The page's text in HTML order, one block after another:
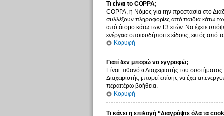
Τι είναι το COPPA;
COPPA, ή Νόμος για την προστασία στο
συλλέξουν πληροφορίες από παιδιά κάτω
από άτομο κάτω των 13 ετών. Να έχετε
ενέργεια οποιουδήποττε είδους, εκτός από
Κορυφή
Γιατί δεν μπορώ να εγγραφώ;
Είναι πιθανό ο Διαχειριστής του
Διαχειριστής μπορεί επίσης να έχει
περαιτέρω βοήθεια.
Κορυφή
Τι κάνει η επιλογή “Διαγράψτε όλα τα